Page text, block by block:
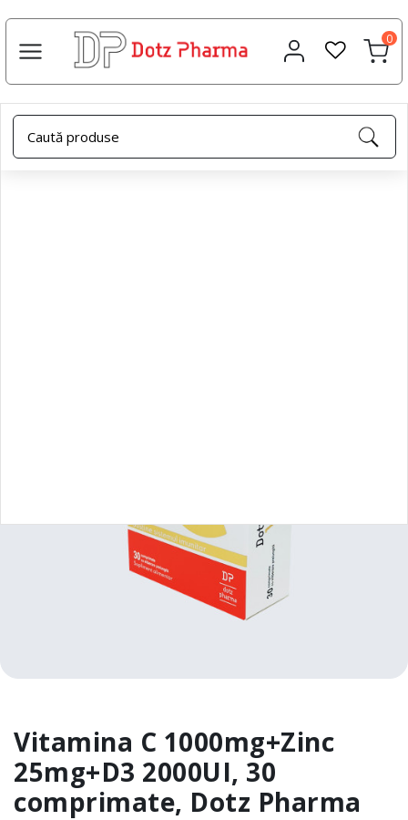
0
Acasa Suplimente alimentare
Vitamina C 1000mg+Zinc
25mg+D3 2000UI, 30 comprimate, Dotz Pharma
Vitamina C 1000mg+Zinc
25mg+D3 2000UI, 30
comprimate, Dotz Pharma